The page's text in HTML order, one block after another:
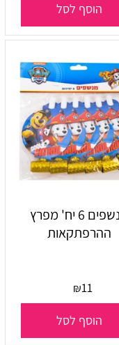
הוסף לסל
מנשפים 6 יח' מפרץ
ההרפתקאות
₪11
הוסף לסל